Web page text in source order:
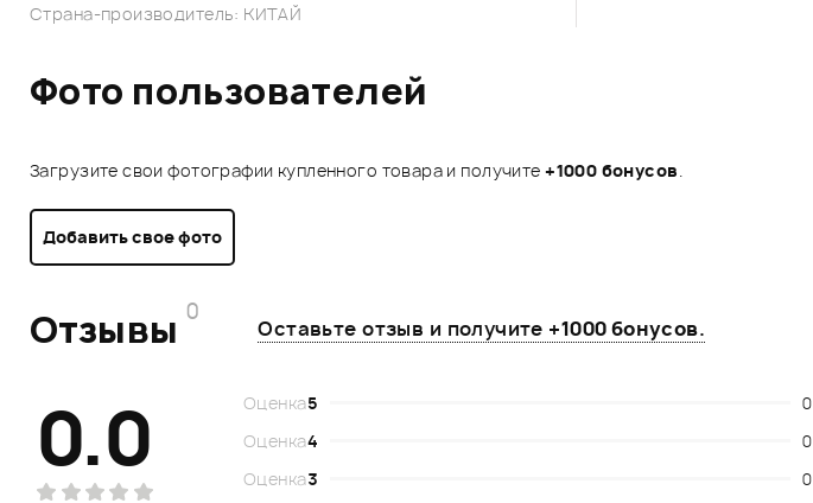
Страна-производитель: КИТАЙ
Фото пользователей
Загрузите свои фотографии купленного товара и получите+1000 бонусов.
Добавить свое фото
Отзывы 0
Оставьте отзыв и получите +1000 бонусов.
0.0 Оценка5
0
Оценка4
0
Оценка3
0